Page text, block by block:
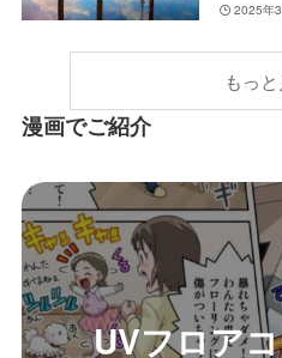
2025年
もっ
漫画でご紹介
UVフロア